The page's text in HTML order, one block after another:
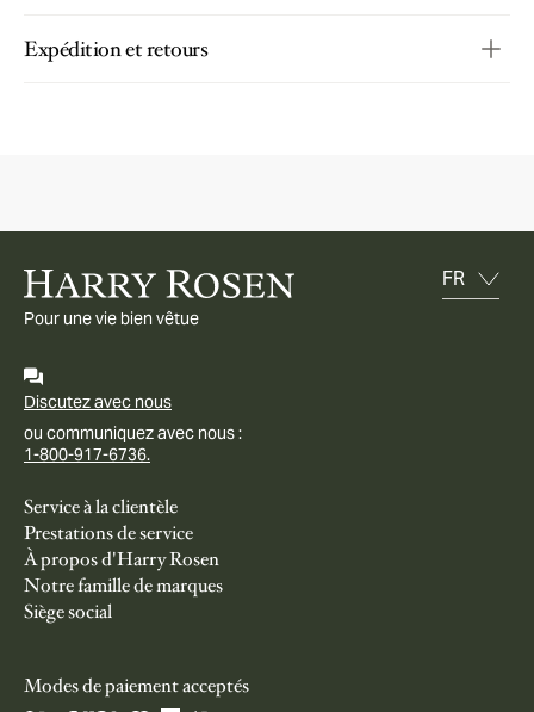
Expédition et retours
Pour une vie bien vêtue
Discutez avec nous
ou communiquez avec nous :
1-800-917-6736.
Service à la clientèle
Prestations de service
À propos d'Harry Rosen
Notre famille de marques
Siège social
Modes de paiement acceptés